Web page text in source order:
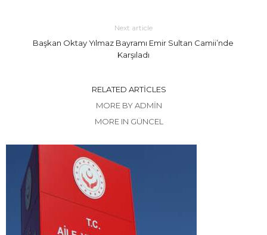
Next article
Başkan Oktay Yılmaz Bayramı Emir Sultan Camii’nde
Karşıladı
RELATED ARTICLES
MORE BY ADMIN
MORE IN GÜNCEL